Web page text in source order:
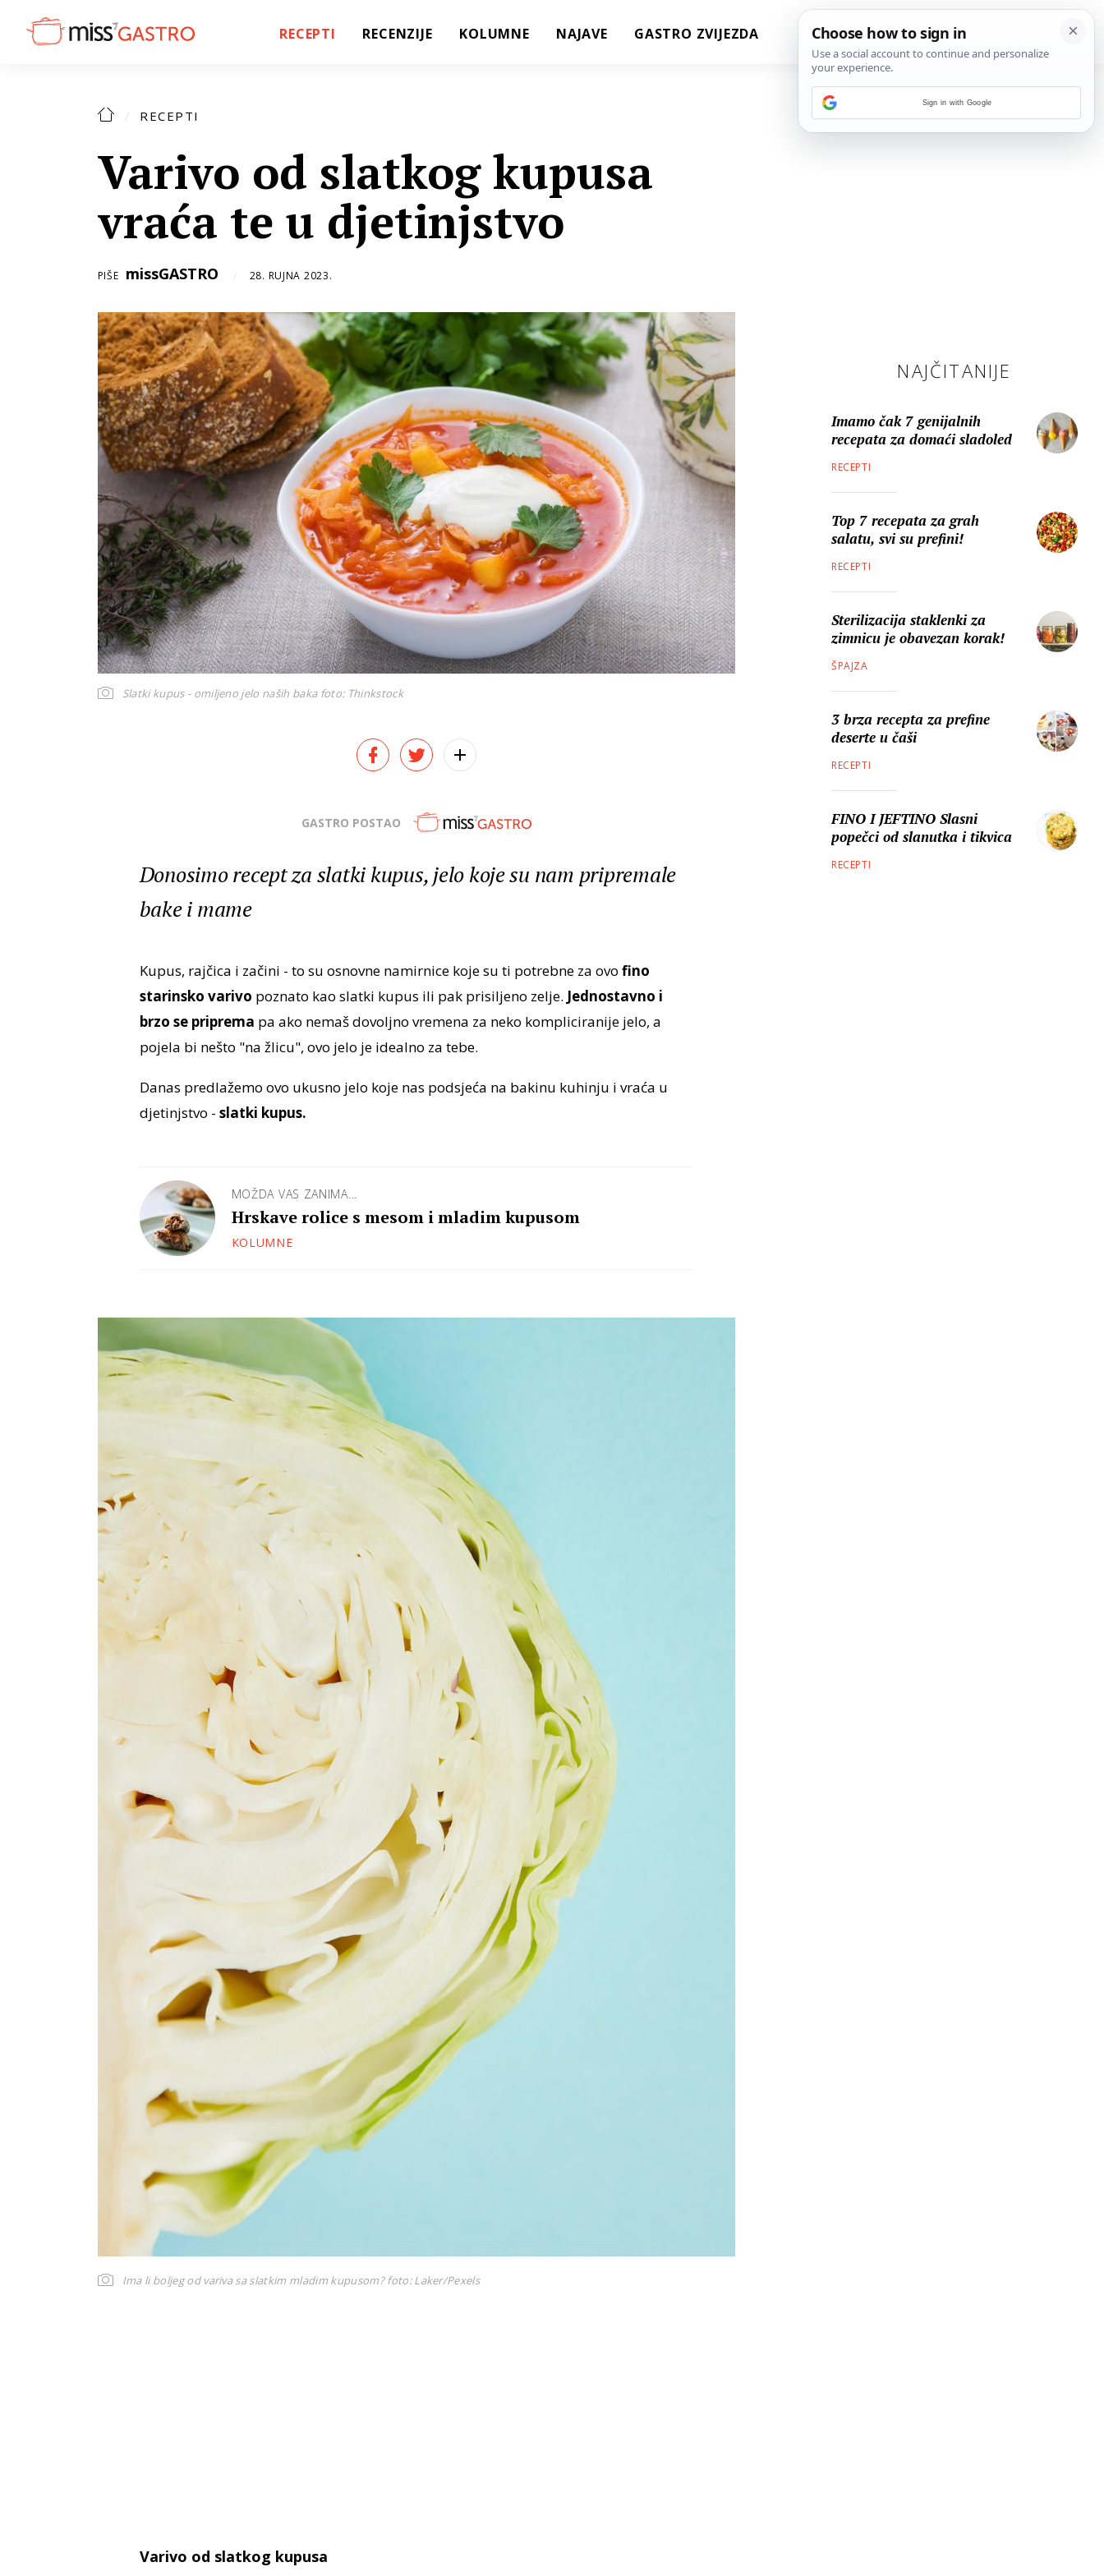
RECEPTI RECENZIJE KOLUMNE NAJAVE GASTRO ZVIJEZDA
RECEPTI
Varivo od slatkog kupusa
vraća te u djetinjstvo
PIŠE missGASTRO 28. RUJNA 2023.
Slatki kupus - omiljeno jelo naših baka foto: Thinkstock
GASTRO POSTAO
Donosimo recept za slatki kupus, jelo koje su nam pripremale
bake i mame
Kupus, rajčica i začini - to su osnovne namirnice koje su ti potrebne za ovo fino
starinsko varivo poznato kao slatki kupus ili pak prisiljeno zelje. Jednostavno i
brzo se priprema pa ako nemaš dovoljno vremena za neko kompliciranije jelo, a
pojela bi nešto "na žlicu", ovo jelo je idealno za tebe.
Danas predlažemo ovo ukusno jelo koje nas podsjeća na bakinu kuhinju i vraća u
djetinjstvo - slatki kupus.
MOŽDA VAS ZANIMA...
Hrskave rolice s mesom i mladim kupusom
KOLUMNE
Ima li boljeg od variva sa slatkim mladim kupusom?foto: Laker/Pexels
Varivo od slatkog kupusa
NAJČITANIJE
Imamo čak 7 genijalnih
recepata za domaći sladoled
RECEPTI
Top 7 recepata za grah
salatu, svi su prefini!
RECEPTI
Sterilizacija staklenki za
zimnicu je obavezan korak!
ŠPAJZA
3 brza recepta za prefine
deserte u čaši
RECEPTI
FINO I JEFTINO Slasni
popečci od slanutka i tikvica
RECEPTI
Sign in with Google